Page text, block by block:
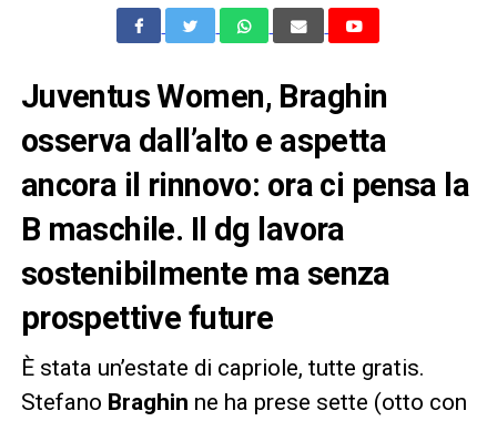
Juventus Women, Braghin
osserva dall’alto e aspetta
ancora il rinnovo: ora ci pensa la
B maschile. Il dg lavora
sostenibilmente ma senza
prospettive future
È stata un’estate di capriole, tutte gratis.
Stefano Braghin ne ha prese sette (otto con